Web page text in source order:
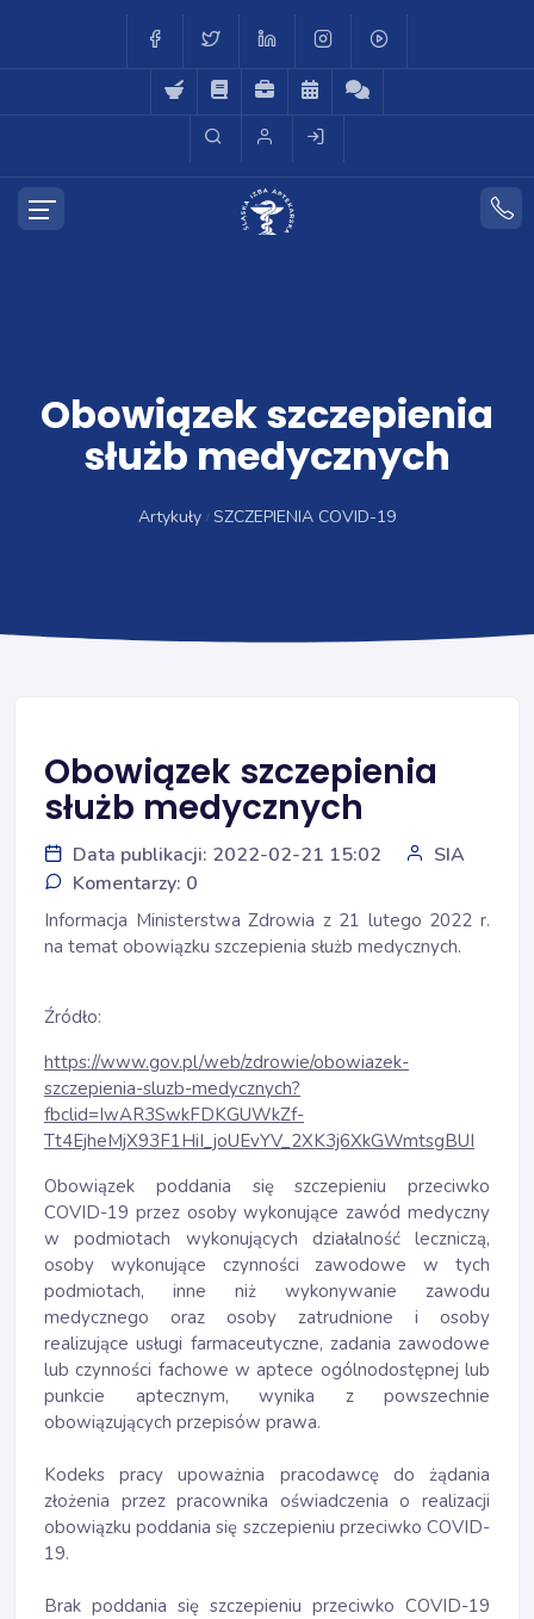
Obowiązek szczepienia
służb medycznych
Artykuły SZCZEPIENIA COVID-19
Obowiązek szczepienia
służb medycznych
Data publikacji: 2022-02-21 15:02
SIA
Komentarzy: 0
Informacja Ministerstwa Zdrowia z 21 lutego 2022 r.
na temat obowiązku szczepienia służb medycznych.
Źródło:
https://www.gov.pl/web/zdrowie/obowiazek-
szczepienia-sluzb-medycznych?
fbclid=IwAR3SwkFDKGUWkZf-
Tt4EjheMjX93F1HiI_joUEvYV_2XK3j6XkGWmtsgBUI
Obowiązek poddania się szczepieniu przeciwko
COVID-19 przez osoby wykonujące zawód medyczny
w podmiotach wykonujących działalność leczniczą,
osoby wykonujące czynności zawodowe w tych
podmiotach, inne niż wykonywanie zawodu
medycznego oraz osoby zatrudnione i osoby
realizujące usługi farmaceutyczne, zadania zawodowe
lub czynności fachowe w aptece ogólnodostępnej lub
punkcie aptecznym, wynika z powszechnie
obowiązujących przepisów prawa.
Kodeks pracy upoważnia pracodawcę do żądania
złożenia przez pracownika oświadczenia o realizacji
obowiązku poddania się szczepieniu przeciwko COVID-
19.
Brak poddania się szczepieniu przeciwko COVID-19